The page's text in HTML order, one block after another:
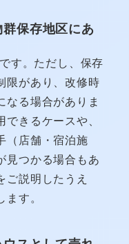
保存地区にあ
す。ただし、保存
限があり、改修時
なる場合がありま
きるケースや、
（店舗・宿泊施
見つかる場合もあ
ご説明したうえ
す。